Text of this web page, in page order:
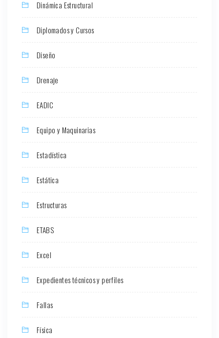
Dinámica Estructural
Diplomados y Cursos
Diseño
Drenaje
EADIC
Equipo y Maquinarias
Estadística
Estática
Estructuras
ETABS
Excel
Expedientes técnicos y perfiles
Fallas
Física